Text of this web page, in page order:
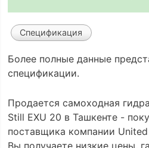
Спецификация
Более полные данные
спецификации.
Продается самоходная
Still EXU 20 в Ташкенте -
поставщика компании
Вы получаете низкие цены,